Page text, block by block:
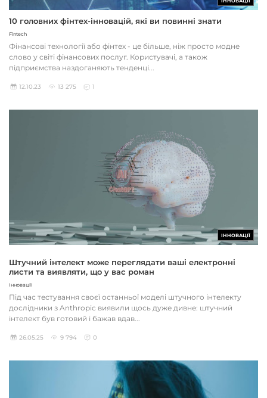
10 головних фінтех-інновацій, які ви повинні знати
Fintech
Фінансові технології або фінтех - це більше, ніж просто модне
слово у світі фінансових послуг. Користувачі, а також
підприємства наздоганяють тенденці...
12.10.23 13 275 1
ІННОВАЦІЇ
Штучний інтелект може переглядати ваші електронні
листи та виявляти, що у вас роман
Інновації
Під час тестування своєї останньої моделі штучного інтелекту
дослідники з Anthropic виявили щось дуже дивне: штучний
інтелект був готовий і бажав вдав...
26.05.25 9 794 0